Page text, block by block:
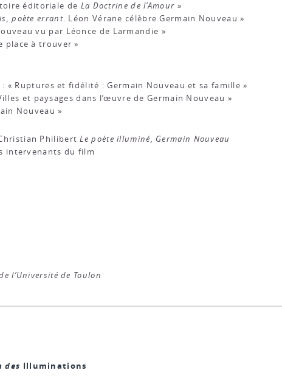
éditoriale de La Doctrine de l’Amour »
poète errant. Léon Vérane célèbre Germain Nouveau »
vu par Léonce de Larmandie »
place à trouver »
« Ruptures et fidélité : Germain Nouveau et sa famille »
et paysages dans l’œuvre de Germain Nouveau »
Nouveau »
PhilibertLe poète illuminé, Germain Nouveau
intervenants du film
l’Université de Toulon
des Illuminations